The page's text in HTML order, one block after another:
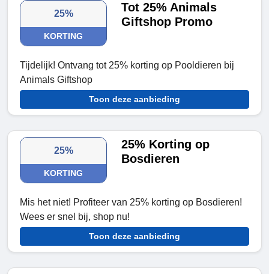
25%
KORTING
Tot 25% Animals
Giftshop Promo
Tijdelijk! Ontvang tot 25% korting op Pooldieren bij
Animals Giftshop
Toon deze aanbieding
25%
KORTING
25% Korting op
Bosdieren
Mis het niet! Profiteer van 25% korting op Bosdieren!
Wees er snel bij, shop nu!
Toon deze aanbieding